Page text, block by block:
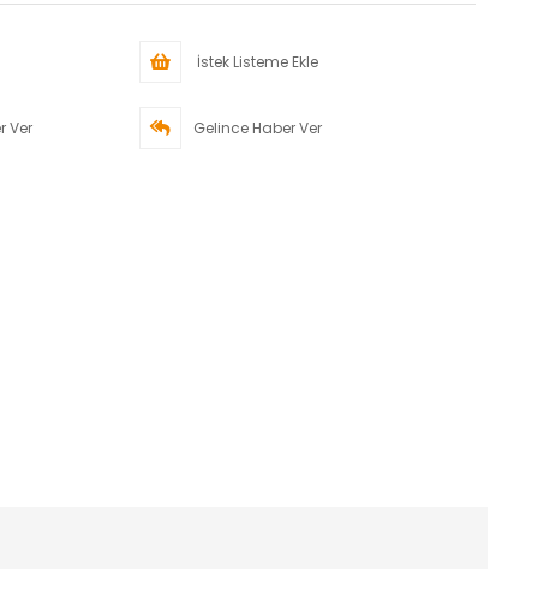
İstek Listeme Ekle
Ver Gelince Haber Ver